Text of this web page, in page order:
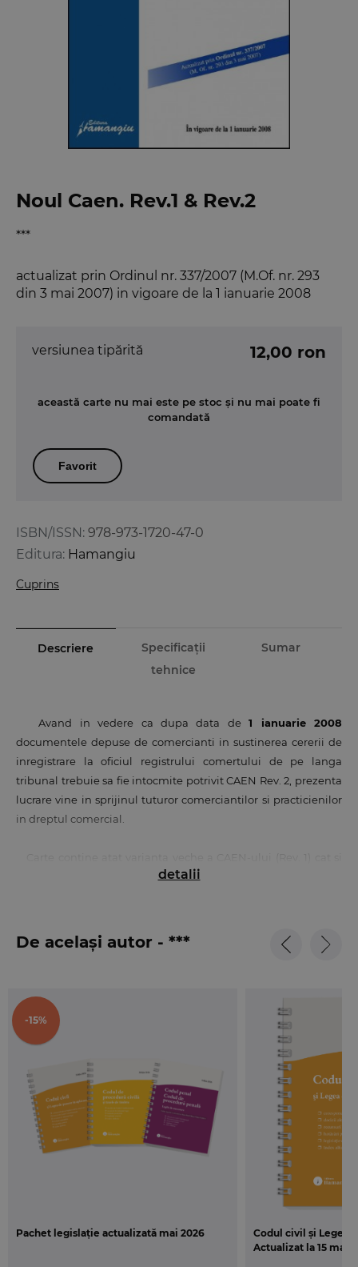
Noul Caen. Rev.1 & Rev.2
actualizat prin Ordinul nr. 337/2007 (M.Of. nr. 293
din 3 mai 2007) in vigoare de la 1 ianuarie 2008
***
ISBN/ISSN: 978-973-1720-47-0
Editura: Hamangiu
Cuprins
versiunea tipărită 12,00 ron
această carte nu mai este pe stoc și nu mai poate fi
comandată
Favorit
Descriere
Specificații
tehnice
Sumar
Avand in vedere ca dupa data de1 ianuarie 2008
documentele depuse de comercianti in sustinerea cererii de
inregistrare la oficiul registrului comertului de pe langa
tribunal trebuie sa fie intocmite potrivit CAEN Rev. 2, prezenta
lucrare vine in sprijinul tuturor comerciantilor si practicienilor
in dreptul comercial.
, astfel cum a fost actualizat prin
detalii
De același autor - ***
-15%
Pachet legislație actualizată mai 2026
Codul civil și Legea
Actualizat la 15 mai